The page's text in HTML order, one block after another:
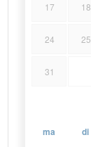
17 18
24 25
31
ma di